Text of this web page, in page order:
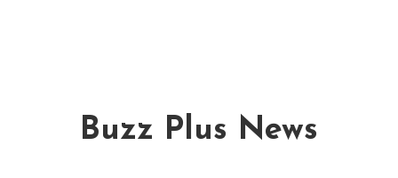
Buzz Plus News